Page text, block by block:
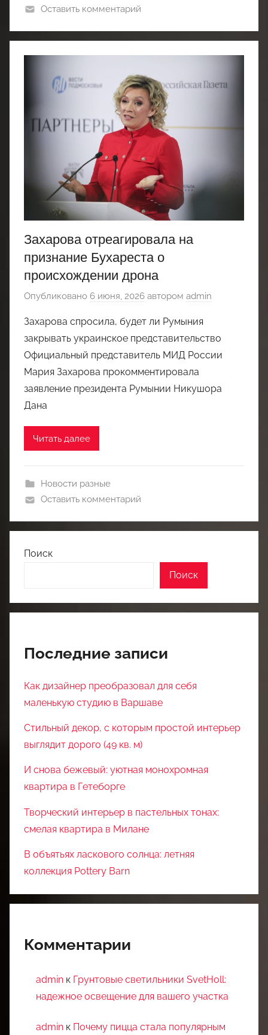
Оставить комментарий
Захарова отреагировала на
признание Бухареста о
происхождении дрона
Опубликовано 6 июня, 2026 автором admin
Захарова спросила, будет ли Румыния
закрывать украинское представительство
Официальный представитель МИД России
Мария Захарова прокомментировала
заявление президента Румынии Никушора
Дана
Читать далее
Новости разные
Оставить комментарий
Поиск
Поиск
Последние записи
Как дизайнер преобразовал для себя
маленькую студию в Варшаве
Стильный декор, с которым простой интерьер
выглядит дорого (49 кв. м)
И снова бежевый: уютная монохромная
квартира в Гетеборге
Творческий интерьер в пастельных тонах:
смелая квартира в Милане
В объятьях ласкового солнца: летняя
коллекция Pottery Barn
Комментарии
admin к Грунтовые светильники SvetHoll:
надежное освещение для вашего участка
admin к Почему пицца стала популярным